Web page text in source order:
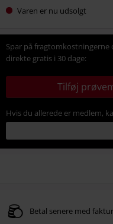
Varen er nu udsolgt
Spar på fragtomkostningerne
direkte gratis i 30 dage:
Tilføj
Hvis du allerede er medlem,
Betal senere med